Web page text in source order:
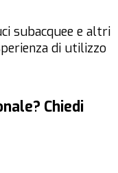
subacquee e altri
di utilizzo
Chiedi